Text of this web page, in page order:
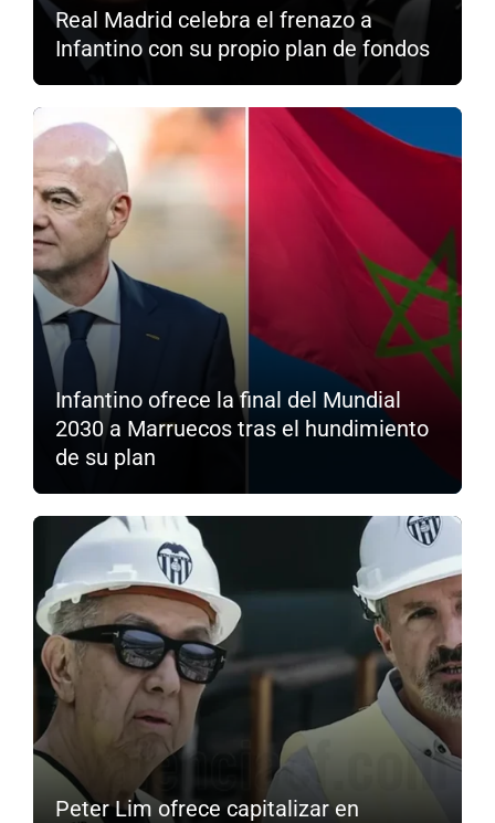
Real Madrid celebra el frenazo a
Infantino con su propio plan de fondos
Infantino ofrece la final del Mundial
2030 a Marruecos tras el hundimiento
de su plan
Peter Lim ofrece capitalizar en